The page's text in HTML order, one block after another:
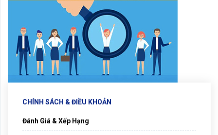
CHÍNH SÁCH & ĐIỀU KHOẢN
Đánh Giá & Xếp Hạng